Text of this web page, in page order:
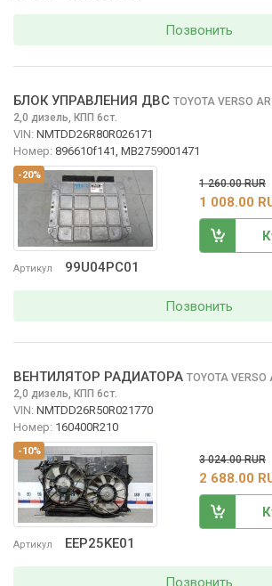
Позвонить
-20%
Артикул 99U04PC01
БЛОК УПРАВЛЕНИЯ ДВС TOYOTA VERSO
2,0 дизель, КПП 6ст.
VIN: NMTDD26R80R026171
Номер: 896610f141, MB2759001471
1 260.00 RUR
1 008.00
Позвонить
-10%
Артикул EEP25KE01
ВЕНТИЛЯТОР РАДИАТОРА TOYOTA VERSO
2,0 дизель, КПП 6ст.
VIN: NMTDD26R50R021770
Номер: 160400R210
3 024.00 RUR
2 688.00
Позвонить